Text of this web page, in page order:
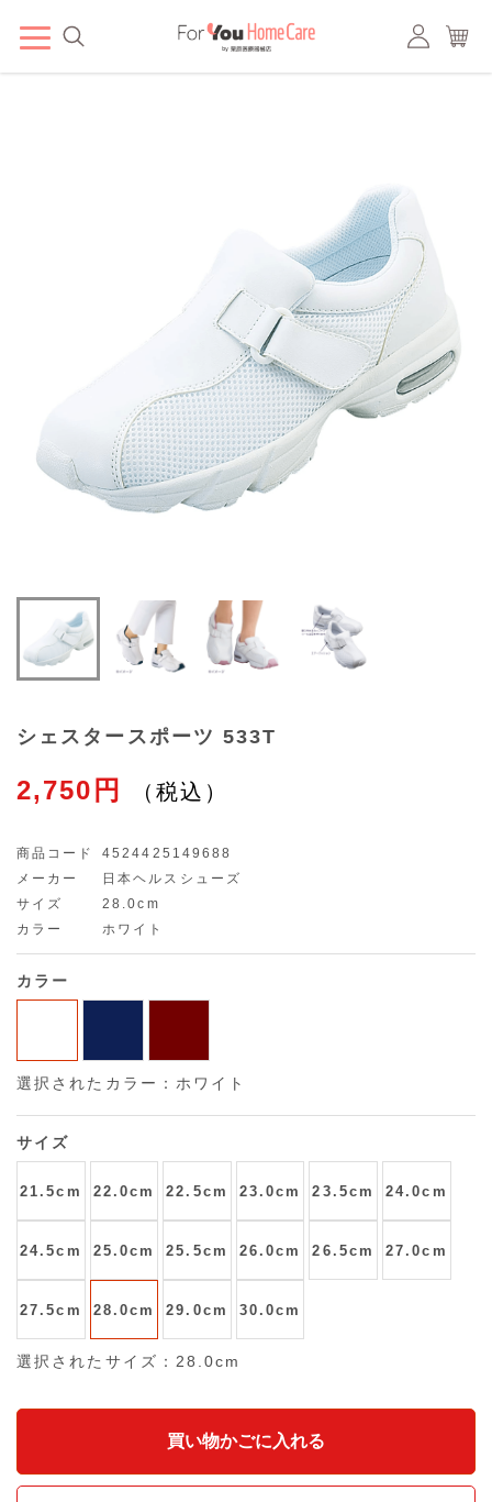
シェスタースポーツ 533T
2,750円
商品コード
4524425149688
メーカー
日本ヘルスシューズ
サイズ
28.0cm
カラー
ホワイト
カラー
選択されたカラー：ホワイト
サイズ
21.5cm 22.0cm 22.5cm 23.0cm 23.5cm 24.0cm
24.5cm 25.0cm 25.5cm 26.0cm 26.5cm 27.0cm
27.5cm 28.0cm 29.0cm 30.0cm
選択されたサイズ：28.0cm